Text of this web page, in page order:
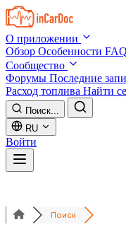
Skip to main content
О приложении
Обзор Особенности FAQ
Сообщество
Форумы Последние
Расход топлива Найти
Поиск...
RU
Войти
Поиск